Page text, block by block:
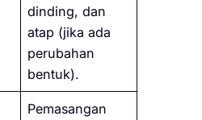
dinding, dan
atap (jika ada
perubahan
bentuk).
Pemasangan